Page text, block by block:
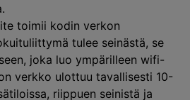
toimii kodin verkon
tulee seinästä, se
joka luo ympärilleen wifi-
verkko ulottuu tavallisesti 10-
riippuen seinistä ja